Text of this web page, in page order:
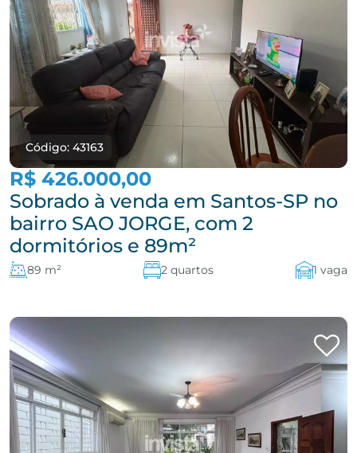
Código: 43163
R$ 426.000,00
Sobrado à venda em Santos-SP no
bairro SAO JORGE, com 2
dormitórios e 89m²
89 m² 2 quartos 1 vaga